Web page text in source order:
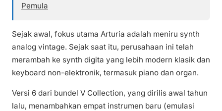
Pemula
Sejak awal, fokus utama Arturia adalah meniru synth
analog vintage. Sejak saat itu, perusahaan ini telah
merambah ke synth digita yang lebih modern klasik dan
keyboard non-elektronik, termasuk piano dan organ.
Versi 6 dari bundel V Collection, yang dirilis awal tahun
lalu, menambahkan empat instrumen baru (emulasi